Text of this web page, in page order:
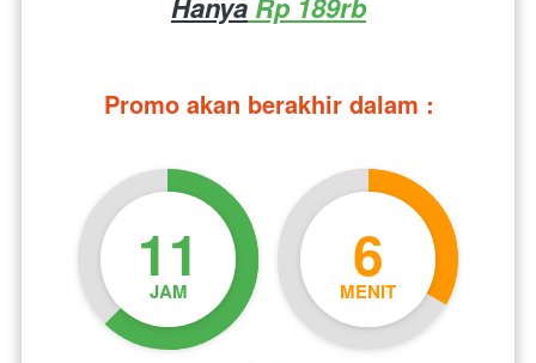
Hanya Rp 189rb
Promo akan berakhir dalam :
11
JAM 6
MENIT